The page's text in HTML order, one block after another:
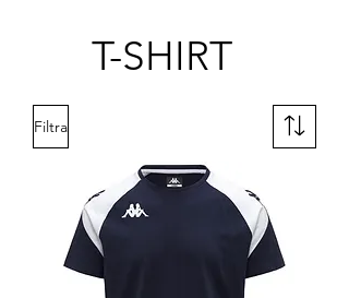
T-SHIRT
Filtra